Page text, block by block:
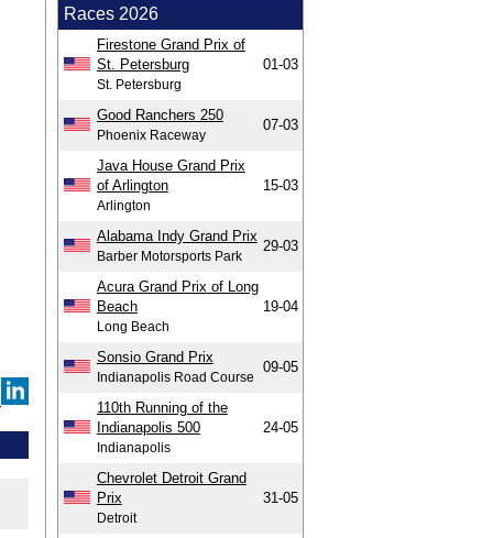
Races 2026
Firestone Grand Prix of
St. Petersburg
St. Petersburg
01-03
Good Ranchers 250
Phoenix Raceway
07-03
Java House Grand Prix
of Arlington
Arlington
15-03
Alabama Indy Grand Prix
Barber Motorsports Park
29-03
Acura Grand Prix of Long
Beach
Long Beach
19-04
Sonsio Grand Prix
Indianapolis Road Course
09-05
110th Running of the
Indianapolis 500
Indianapolis
24-05
Chevrolet Detroit Grand
Prix
Detroit
31-05